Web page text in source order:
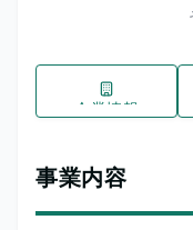
企業情報
事業内容